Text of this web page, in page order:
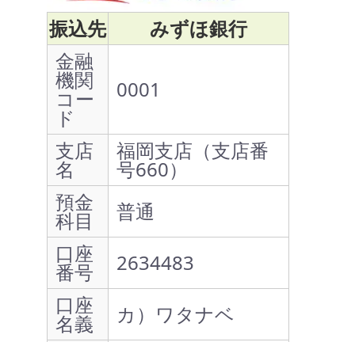
振込先
みずほ銀行
金融
機関
コー
ド
0001
支店
名
福岡支店（支店番
号660）
預金
科目
普通
口座
番号
2634483
口座
名義
カ）ワタナベ